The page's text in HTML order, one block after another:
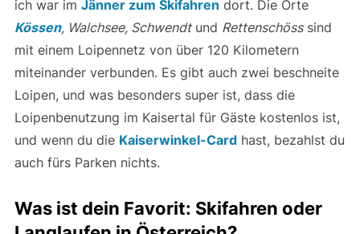
ich war im Jänner zum Skifahren dort. Die Orte
Kössen, Walchsee, Schwendtund Rettenschösssind
mit einem Loipennetz von über 120 Kilometern
miteinander verbunden. Es gibt auch zwei beschneite
Loipen, und was besonders super ist, dass die
Loipenbenutzung im Kaisertal für Gäste kostenlos ist,
und wenn du die Kaiserwinkel-Cardhast, bezahlst du
auch fürs Parken nichts.
Was ist dein Favorit: Skifahren oder